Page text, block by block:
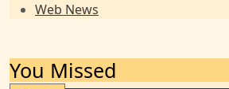
Web News
You Missed